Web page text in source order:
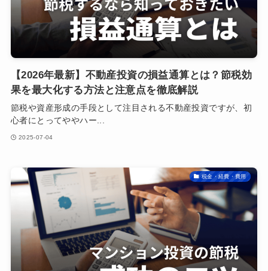
【2026年最新】不動産投資の損益通算とは？節税効
果を最大化する方法と注意点を徹底解説
節税や資産形成の手段として注目される不動産投資ですが、初
心者にとってややハー...
2025-07-04
税金・経費・費用